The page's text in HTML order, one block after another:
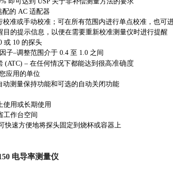
的 AC 适配器
准或手动校准；可在所有范围内进行单点校准，也可
目的提示信息，以便在需要重新校准测量仪时进行提醒
或 10 的探头
子–调整范围介于 0.4 至 1.0 之间
(ATC) – 在任何情况下都能达到很高准确度
应用的单位
测量保持功能和可选的自动关闭功能
使用或长期使用
工作台空间
快速方便地将探头固定到烧杯或容器上
电导率测量仪